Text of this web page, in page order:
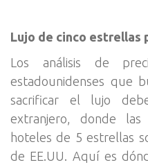
Lujo de cinco estrellas
Los análisis de
estadounidenses que
sacrificar el lujo
extranjero, donde
hoteles de 5 estrellas
de EE.UU. Aquí es